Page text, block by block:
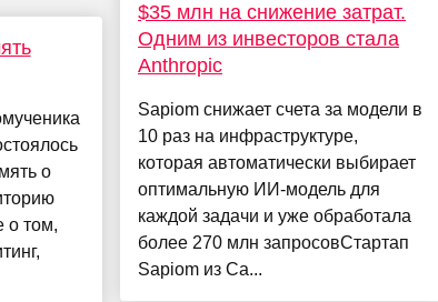
о
о том,
$35 млн на снижение затрат.
Одним из инвесторов стала
Anthropic
Sapiom снижает счета за модели в
10 раз на инфраструктуре,
которая автоматически выбирает
оптимальную ИИ-модель для
каждой задачи и уже обработала
более 270 млн запросовСтартап
Sapiom из Са...